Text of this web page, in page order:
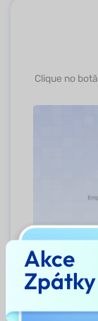
Clique no
Akce